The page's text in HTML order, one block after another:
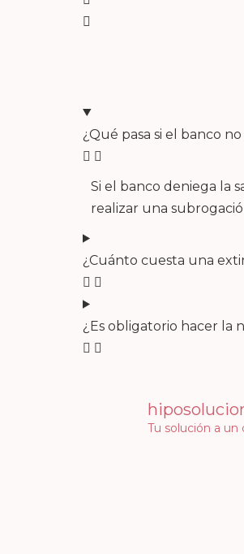
¿Qué pasa si el banco
Si el banco deniega la
realizar una
¿Cuánto cuesta una
¿Es obligatorio hacer la
Tu solución a un